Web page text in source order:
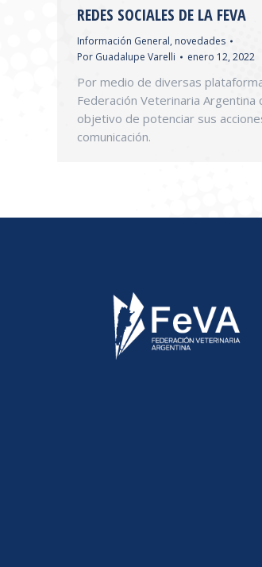
REDES SOCIALES DE LA FEVA
Información General, novedades
Por Guadalupe Varelli enero 12, 2022
Por medio de diversas
Federación Veterinaria Argentina
objetivo de potenciar sus
comunicación.